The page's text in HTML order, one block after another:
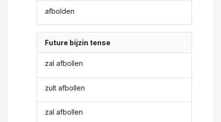
afbolden
Future bijzin tense
zal afbollen
zult afbollen
zal afbollen